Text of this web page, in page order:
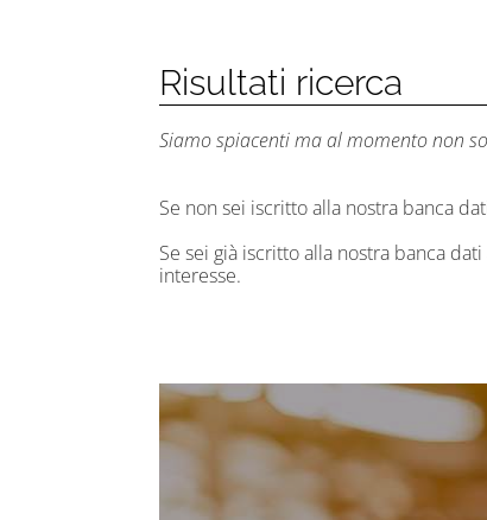
Risultati ricerca
Siamo spiacenti ma al momento non
Se non sei iscritto alla nostra banca
Se sei già iscritto alla nostra banca
interesse.